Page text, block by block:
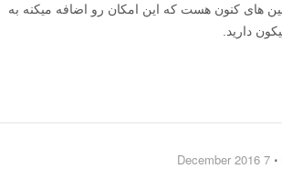
های کنون هست که این امکان رو اضافه میکنه به
دارید.
⋅
7 December 2016